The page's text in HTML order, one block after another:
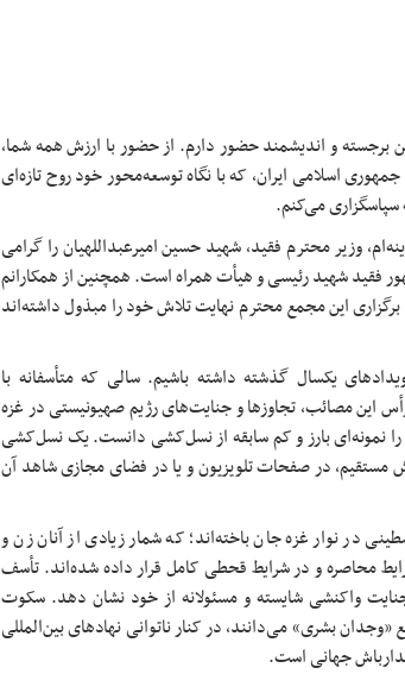
و اندیشمند حضور دارم. از حضور با ارزش همه شما،
اسلامی ایران، که با نگاه توسعه‌محور خود روح تازه‌ای
سپاسگزاری می‌کنم.
وزیر محترم فقید، شهید حسین امیرعبداللهیان را گرامی
فقید شهید رئیسی و هیأت همراه است. همچنین از همکارانم
این مجمع محترم نهایت تلاش خود را مبذول داشته‌اند
یکسال گذشته داشته باشیم. سالی که متأسفانه با
این مصائب، تجاوزها و جنایت‌های رژیم صهیونیستی در غزه
را نمونه‌ای بارز و کم سابقه از نسل‌کشی دانست. یک نسل‌کشی
در صفحات تلویزیون و یا در فضای مجازی شاهد آن
فلسطینی در نوار غزه جان باخته‌اند؛ که شمار زیادی از آنان زن و
محاصره و در شرایط قحطی کامل قرار داده شده‌اند. تأسف
واکنشی شایسته و مسئولانه از خود نشان دهد. سکوت
بشری» می‌دانند، در کنار ناتوانی نهادهای بین‌المللی
جهانی است.